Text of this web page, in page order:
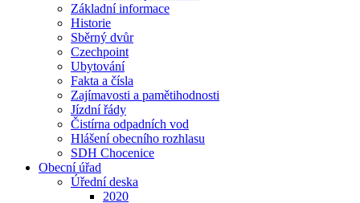
Základní informace
Historie
Sběrný dvůr
Czechpoint
Ubytování
Fakta a čísla
Zajímavosti a pamětihodnosti
Jízdní řády
Čistírna odpadních vod
Hlášení obecního rozhlasu
SDH Chocenice
Obecní úřad
Úřední deska
2020